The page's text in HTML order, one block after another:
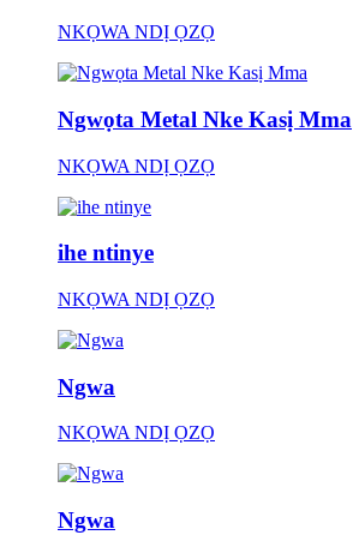
NKỌWA NDỊ ỌZỌ
Ngwọta Metal Nke Kasị Mma
NKỌWA NDỊ ỌZỌ
ihe ntinye
NKỌWA NDỊ ỌZỌ
Ngwa
NKỌWA NDỊ ỌZỌ
Ngwa